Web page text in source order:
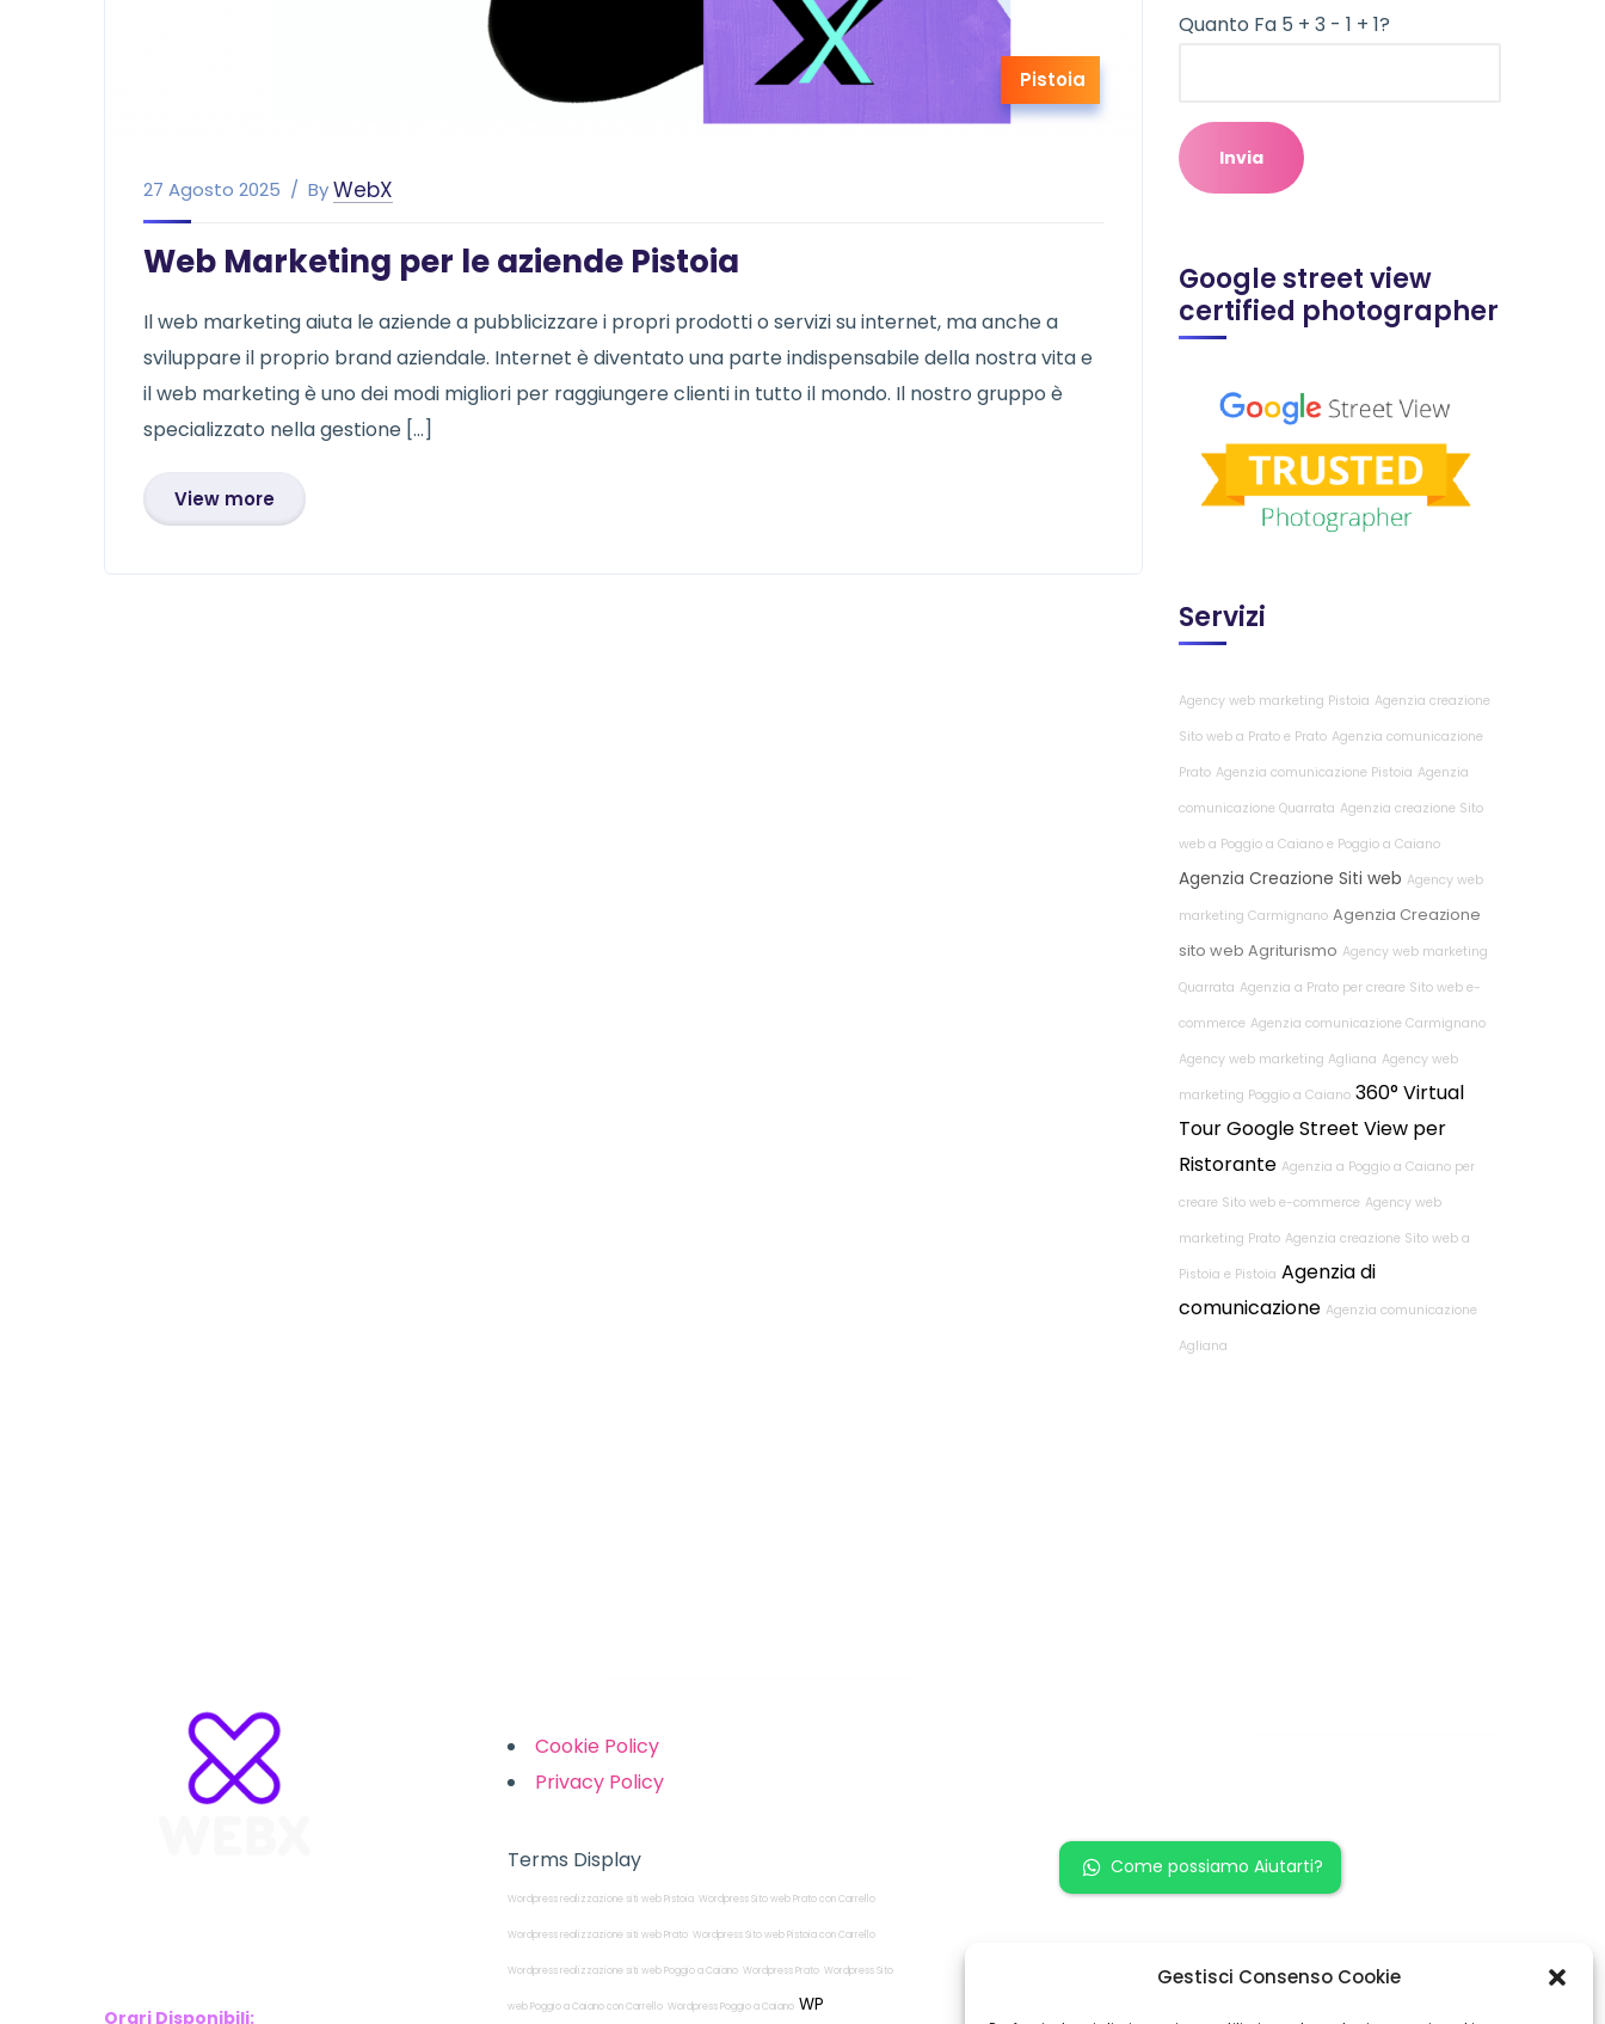
Gestisci Consenso Cookie
Pistoia
27 Agosto 2025 ByWebX
Web Marketing per le aziende Pistoia
Il web marketing aiuta le aziende a pubblicizzare i propri prodotti o servizi su internet, ma anche a
sviluppare il proprio brand aziendale. Internet è diventato una parte indispensabile della nostra vita e
il web marketing è uno dei modi migliori per raggiungere clienti in tutto il mondo. Il nostro gruppo è
specializzato nella gestione […]
View more
Quanto Fa 5 + 3 - 1 + 1?
Google street view
certified photographer
Servizi
Agency web marketing Pistoia Agenzia creazione
Sito web a Prato e Prato Agenzia comunicazione
Prato Agenzia comunicazione Pistoia Agenzia
comunicazione Quarrata Agenzia creazione Sito
web a Poggio a Caiano e Poggio a Caiano
Agenzia Creazione Siti web Agency web
marketing Carmignano Agenzia Creazione
sito web Agriturismo Agency web marketing
Quarrata Agenzia a Prato per creare Sito web e-
commerce Agenzia comunicazione Carmignano
Agency web marketing Agliana Agency web
marketing Poggio a Caiano 360° Virtual
Tour Google Street View per
Ristorante Agenzia a Poggio a Caiano per
creare Sito web e-commerce Agency web
marketing Prato Agenzia creazione Sito web a
Pistoia e Pistoia Agenzia di
comunicazione Agenzia comunicazione
Agliana
Orari Disponibili:
Cookie Policy
Privacy Policy
Terms Display
Wordpress realizzazione siti web Pistoia Wordpress Sito web Prato con Carrello
Wordpress realizzazione siti web Prato Wordpress Sito web Pistoia con Carrello
Wordpress realizzazione siti web Poggio a Caiano Wordpress Prato Wordpress Sito
web Poggio a Caiano con Carrello Wordpress Poggio a Caiano WP
Come possiamo Aiutarti?